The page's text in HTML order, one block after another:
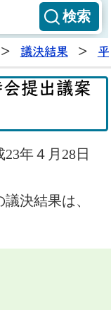
> 議決結果 >
提出議案
年４月28日
決結果は、